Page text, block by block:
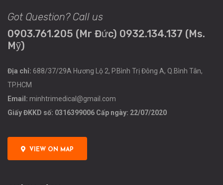
Got Question? Call us
0903.761.205 (Mr Đức) 0932.134.137 (Ms.
Mỹ)
Địa chỉ: 688/37/29A Hương Lộ 2, P.Bình Trị Đông A, Q.Bình Tân,
TP.HCM
Email: minhtrimedical@gmail.com
Giấy ĐKKD số: 0316399006 Cấp ngày: 22/07/2020
VIEW ON MAP